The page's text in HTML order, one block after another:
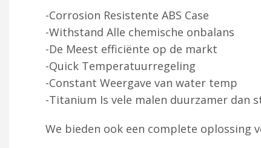
-Corrosion Resistente ABS Case
-Withstand Alle chemische onbalans
-De Meest efficiënte op de markt
-Quick Temperatuurregeling
-Constant Weergave van water temp
-Titanium Is vele malen duurzamer dan
We bieden ook een complete oplossing